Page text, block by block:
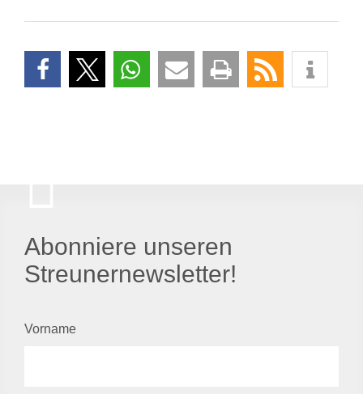
Abonniere unseren
Streunernewsletter!
Vorname